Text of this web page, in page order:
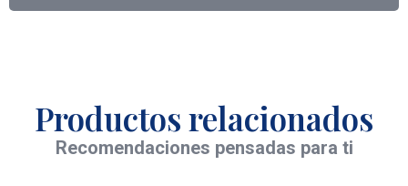
Productos relacionados
Recomendaciones pensadas para ti